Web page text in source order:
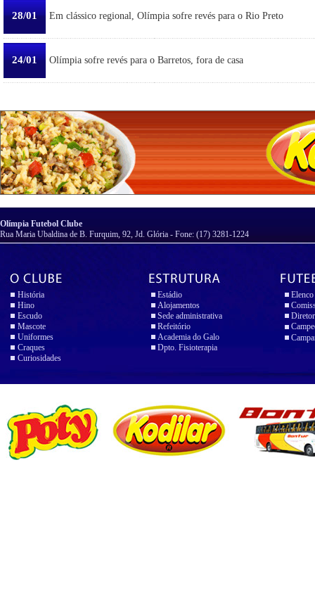
28/01 Em clássico regional, Olímpia sofre revés para o Rio Preto
24/01 Olímpia sofre revés para o Barretos, fora de casa
Olímpia Futebol Clube
Rua Maria Ubaldina de B. Furquim, 92, Jd. Glória - Fone: (17) 3281-1224
História
Hino
Escudo
Mascote
Uniformes
Craques
Curiosidades
Estádio
Alojamentos
Sede administrativa
Refeitório
Academia do Galo
Dpto. Fisioterapia
Elenco